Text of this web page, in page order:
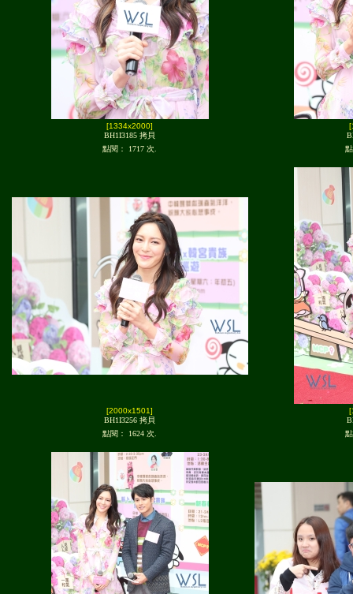
[1334x2000]
BH1I3185 拷貝
點閱： 1717 次.
[2000x1501]
BH1I3256 拷貝
點閱： 1624 次.